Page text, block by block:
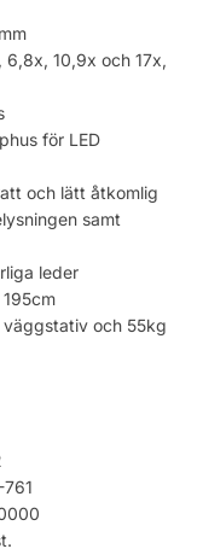
6,8x, 10,9x och 17x,
för LED
och lätt åtkomlig
samt
leder
och 55kg